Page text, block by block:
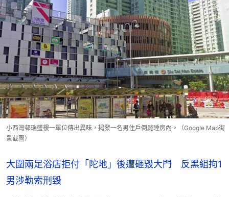
小西灣邨瑞盛樓一單位傳出異味，揭發一名男住戶倒斃睡房內。（Google Map街
景截圖）
大圍兩足浴店拒付「陀地」後遭砸毀大門 反黑組拘1
男涉勒索刑毀